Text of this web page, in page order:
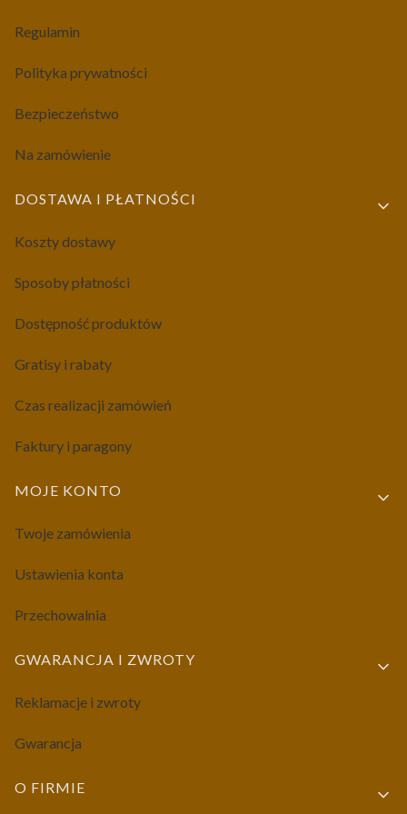
Regulamin
Polityka prywatności
Bezpieczeństwo
Na zamówienie
DOSTAWA I PŁATNOŚCI
Koszty dostawy
Sposoby płatności
Dostępność produktów
Gratisy i rabaty
Czas realizacji zamówień
Faktury i paragony
MOJE KONTO
Twoje zamówienia
Ustawienia konta
Przechowalnia
GWARANCJA I ZWROTY
Reklamacje i zwroty
Gwarancja
O FIRMIE